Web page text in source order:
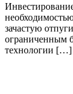
зачастую
ограниченным
технологии […]